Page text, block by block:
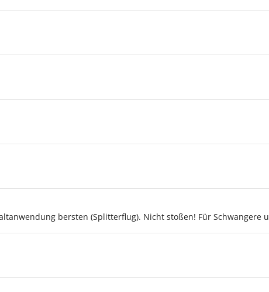
bersten (Splitterflug). Nicht stoßen! Für Schwangere